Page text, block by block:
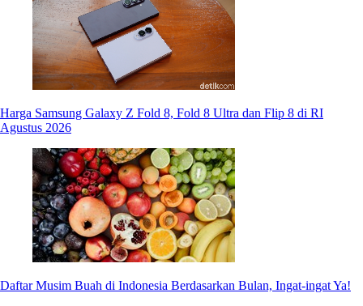
Harga Samsung Galaxy Z Fold 8, Fold 8 Ultra dan Flip 8 di RI
Agustus 2026
Daftar Musim Buah di Indonesia Berdasarkan Bulan, Ingat-ingat Ya!